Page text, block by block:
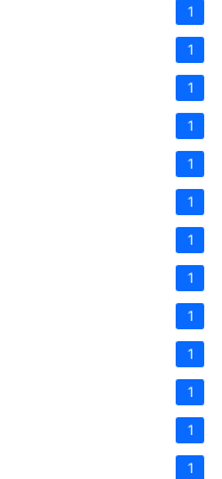
1
1
1
1
1
1
1
1
1
1
1
1
1